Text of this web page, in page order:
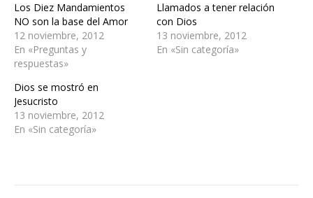
Los Diez Mandamientos
NO son la base del Amor
12 noviembre, 2012
En «Preguntas y
respuestas»
Llamados a tener relación
con Dios
13 noviembre, 2012
En «Sin categoría»
Dios se mostró en
Jesucristo
13 noviembre, 2012
En «Sin categoría»